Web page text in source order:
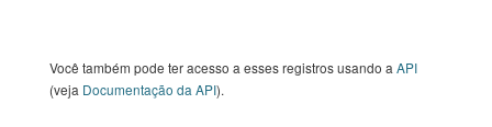
Você também pode ter acesso a esses registros usando a API
(veja Documentação da API).